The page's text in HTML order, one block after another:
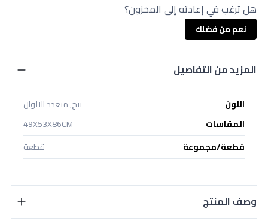
هل ترغب في إعادته إلى المخزون؟
نعم من فضلك
المزيد من التفاصيل
اللون
بيج, متعدد الالوان
المقاسات
49X53X86CM
قطعة/مجموعة
قطعة
وصف المنتج